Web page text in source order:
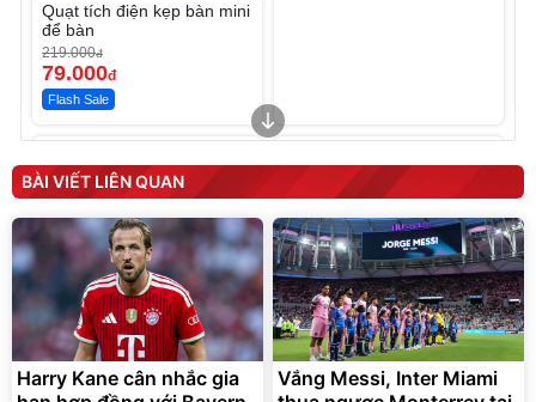
Quạt tích điện kẹp bàn mini
để bàn
219.000đ
79.000đ
Flash Sale
tức thì Vaseline Body
190.000
138.330đ
Discount
D2-001 - Thông Minh
3.000.000
2.200.000đ
Flash Sale
Unmute
Vali Bamozo Khung Nhôm
9066 Size 20/24/28 Cao
Cấp
1.000.000
825.000 đ
BÀI VIẾT LIÊN QUAN
Harry Kane cân nhắc gia
Vắng Messi, Inter Miami